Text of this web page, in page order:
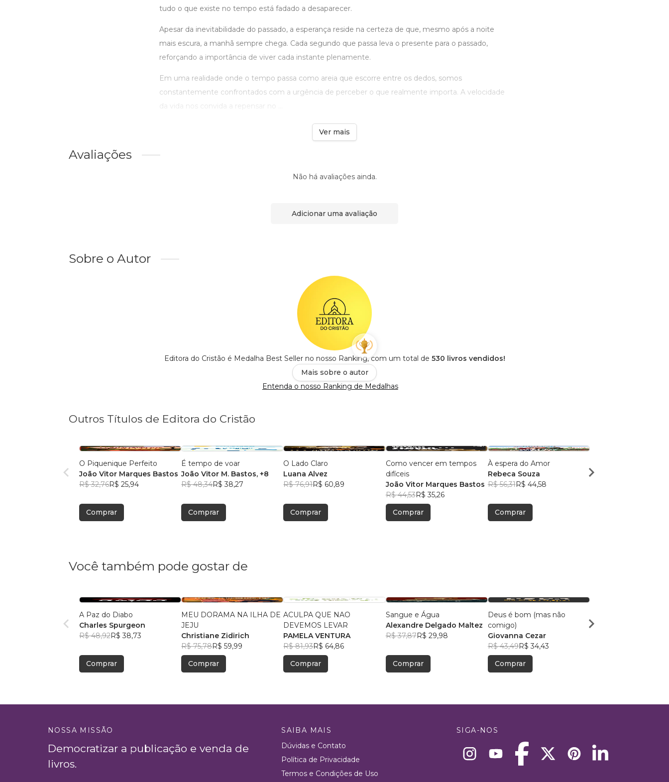
tudo o que existe no tempo está fadado a desaparecer.
Apesar da inevitabilidade do passado, a esperança reside na certeza de que, mesmo após a noite
mais escura, a manhã sempre chega. Cada segundo que passa leva o presente para o passado,
reforçando a importância de viver cada instante plenamente.
Em uma realidade onde o tempo passa como areia que escorre entre os dedos, somos
constantemente confrontados com a urgência de perceber o que realmente importa. A velocidade
da vida nos convida a repensar no ...
Ver mais
Avaliações
Não há avaliações ainda.
Adicionar uma avaliação
Sobre o Autor
Editora do Cristão é Medalha Best Seller no nosso Ranking, com um total de 530 livros vendidos!
Mais sobre o autor
Entenda o nosso Ranking de Medalhas
Outros Títulos de Editora do Cristão
O Piquenique Perfeito
João Vitor Marques Bastos
R$ 32,76R$ 25,94
Comprar
É tempo de voar
João Vitor M. Bastos, +8
R$ 48,34R$ 38,27
Comprar
O Lado Claro
Luana Alvez
R$ 76,91R$ 60,89
Comprar
Como vencer em tempos
difíceis
João Vitor Marques Bastos
R$ 44,53R$ 35,26
Comprar
À espera do Amor
Rebeca Souza
R$ 56,31R$ 44,58
Comprar
João Vitor M. Bastos
Você também pode gostar de
A Paz do Diabo
Charles Spurgeon
R$ 48,92R$ 38,73
Comprar
MEU DORAMA NA ILHA DE
JEJU
Christiane Zidirich
R$ 75,78R$ 59,99
Comprar
ACULPA QUE NAO
DEVEMOS LEVAR
PAMELA VENTURA
R$ 81,93R$ 64,86
Comprar
Sangue e Água
Alexandre Delgado Maltez
R$ 37,87R$ 29,98
Comprar
Deus é bom (mas não
comigo)
Giovanna Cezar
R$ 43,49R$ 34,43
Comprar
ROGÉRIO PAIVA
NOSSA MISSÃO
Democratizar a publicação e venda de
livros.
SAIBA MAIS
Dúvidas e Contato
Política de Privacidade
Termos e Condições de Uso
SIGA-NOS